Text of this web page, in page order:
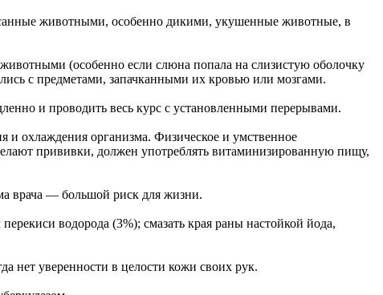
животными, особенно дикими, укушенные животные, в
(особенно если слюна попала на слизистую оболочку
с предметами, запачканными их кровью или мозгами.
и проводить весь курс с установленными перерывами.
и охлаждения организма. Физическое и умственное
прививки, должен употреблять витаминизированную пищу,
врача — большой риск для жизни.
водорода (3%); смазать края раны настойкой йода,
нет уверенности в целости кожи своих рук.